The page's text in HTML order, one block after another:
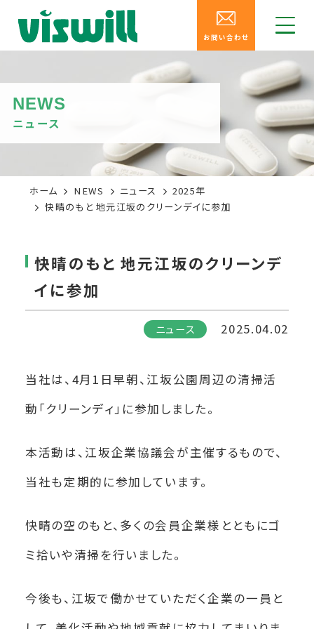
お問い合わせ
NEWS
ニュース
ホーム NEWS ニュース
2025年
快晴のもと 地元江坂のクリーンデイに参加
快晴のもと 地元江坂のクリーンデ
イに参加
ニュース 2025.04.02
当社は、 4月 1 日早朝、江坂公園周辺の清掃活
動「クリーンディ」に参加しました。
本活動は、江坂企業協議会が主催するもので、
当社も定期的に参加しています。
快晴の空のもと、多くの会員企業様とともにゴ
ミ拾いや清掃を行いました。
今後も、江坂で働かせていただく企業の一員と